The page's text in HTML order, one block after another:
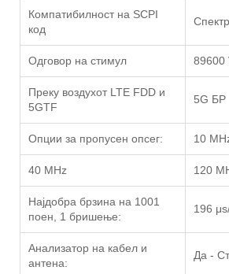
Компатибилност на SCPI
код
Одговор на стимул 89600
Преку воздухот LTE FDD и
5GTF
5G БР
Опции за пропусен опсег: 10
40 MHz 120
Најдобра брзина на 1001
поен, 1 бришење:
196
Анализатор на кабел и
антена:
Да -